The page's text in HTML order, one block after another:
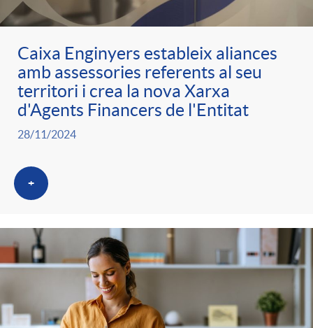
r
e
n
s
a
r
i
e
s
a
F
i
l
r
o
o
n
t
i
n
g
u
Caixa Enginyers estableix aliances
amb assessories referents al seu
territori i crea la nova Xarxa
d'Agents Financers de l'Entitat
28/11/2024
+